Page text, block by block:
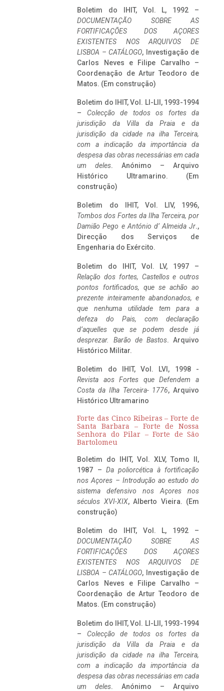
Boletim do IHIT, Vol. L, 1992 –
DOCUMENTAÇÃO SOBRE AS
FORTIFICAÇÕES DOS AÇORES
EXISTENTES NOS ARQUIVOS DE
LISBOA – CATÁLOGO, Investigação de
Carlos Neves e Filipe Carvalho –
Coordenação de Artur Teodoro de
Matos. (Em construção)
Boletim do IHIT, Vol. LI-LII, 1993-1994
– Colecção de todos os fortes da
jurisdição da Villa da Praia e da
jurisdição da cidade na ilha Terceira,
com a indicação da importância da
despesa das obras necessárias em cada
um deles. Anónimo – Arquivo
Histórico Ultramarino. (Em
construção)
Boletim do IHIT, Vol. LIV, 1996,
Tombos dos Fortes da Ilha Terceira, por
Damião Pego e António d’ Almeida Jr.,
Direcção dos Serviços de
Engenharia do Exército.
Boletim do IHIT, Vol. LV, 1997 –
Relação dos fortes, Castellos e outros
pontos fortificados, que se achão ao
prezente inteiramente abandonados, e
que nenhuma utilidade tem para a
defeza do Pais, com declaração
d’aquelles que se podem desde já
desprezar. Barão de Bastos. Arquivo
Histórico Militar.
Boletim do IHIT, Vol. LVI, 1998 -
Revista aos Fortes que Defendem a
Costa da Ilha Terceira- 1776, Arquivo
Histórico Ultramarino
Forte das Cinco Ribeiras – Forte de
Santa Barbara – Forte de Nossa
Senhora do Pilar – Forte de São
Bartolomeu
Boletim do IHIT, Vol. XLV, Tomo II,
1987 – Da poliorcética à fortificação
nos Açores – Introdução ao estudo do
sistema defensivo nos Açores nos
séculos XVI-XIX, Alberto Vieira. (Em
construção)
Boletim do IHIT, Vol. L, 1992 –
DOCUMENTAÇÃO SOBRE AS
FORTIFICAÇÕES DOS AÇORES
EXISTENTES NOS ARQUIVOS DE
LISBOA – CATÁLOGO, Investigação de
Carlos Neves e Filipe Carvalho –
Coordenação de Artur Teodoro de
Matos. (Em construção)
Boletim do IHIT, Vol. LI-LII, 1993-1994
– Colecção de todos os fortes da
jurisdição da Villa da Praia e da
jurisdição da cidade na ilha Terceira,
com a indicação da importância da
despesa das obras necessárias em cada
um deles. Anónimo – Arquivo